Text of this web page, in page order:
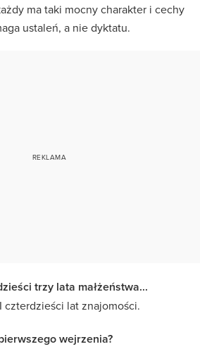
ma taki mocny charakter i cechy
ustaleń, a nie dyktatu.
trzy lata małżeństwa...
I czterdzieści lat znajomości.
wejrzenia?